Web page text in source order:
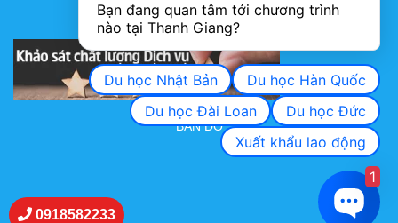
KHẢO SÁT CHẤT LƯỢNG DỊCH VỤ
BẢN ĐỒ
0918582233
Bạn đang quan tâm tới chương trình
nào tại Thanh Giang?
Du học Nhật Bản
Du học Hàn Quốc
Du học Đài Loan
Du học Đức
Xuất khẩu lao động
1